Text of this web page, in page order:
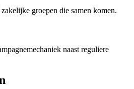
groepen die samen komen.
naast reguliere